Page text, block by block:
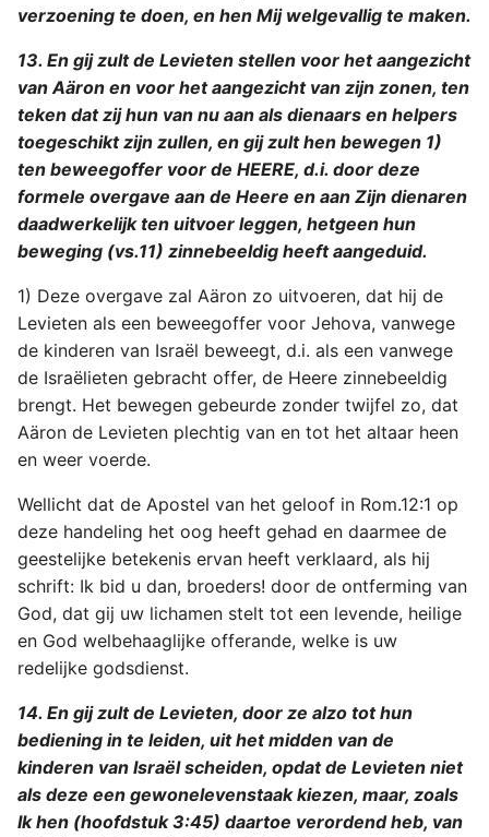
verzoening te doen, en hen Mij welgevallig te maken.
13. En gij zult de Levieten stellen voor het aangezicht
van Aäron en voor het aangezicht van zijn zonen, ten
teken dat zij hun van nu aan als dienaars en helpers
toegeschikt zijn zullen, en gij zult hen bewegen 1)
ten beweegoffer voor de HEERE, d.i. door deze
formele overgave aan de Heere en aan Zijn dienaren
daadwerkelijk ten uitvoer leggen, hetgeen hun
beweging (vs.11) zinnebeeldig heeft aangeduid.
1) Deze overgave zal Aäron zo uitvoeren, dat hij de
Levieten als een beweegoffer voor Jehova, vanwege
de kinderen van Israël beweegt, d.i. als een vanwege
de Israëlieten gebracht offer, de Heere zinnebeeldig
brengt. Het bewegen gebeurde zonder twijfel zo, dat
Aäron de Levieten plechtig van en tot het altaar heen
en weer voerde.
Wellicht dat de Apostel van het geloof in Rom.12:1 op
deze handeling het oog heeft gehad en daarmee de
geestelijke betekenis ervan heeft verklaard, als hij
schrift: Ik bid u dan, broeders! door de ontferming van
God, dat gij uw lichamen stelt tot een levende, heilige
en God welbehaaglijke offerande, welke is uw
redelijke godsdienst.
14. En gij zult de Levieten, door ze alzo tot hun
bediening in te leiden, uit het midden van de
kinderen van Israël scheiden, opdat de Levieten niet
als deze een gewonelevenstaak kiezen, maar, zoals
Ik hen (hoofdstuk 3:45) daartoe verordend heb, van